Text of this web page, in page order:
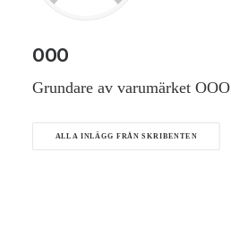
OOO
Grundare av varumärket OOO
ALLA INLÄGG FRÅN SKRIBENTEN